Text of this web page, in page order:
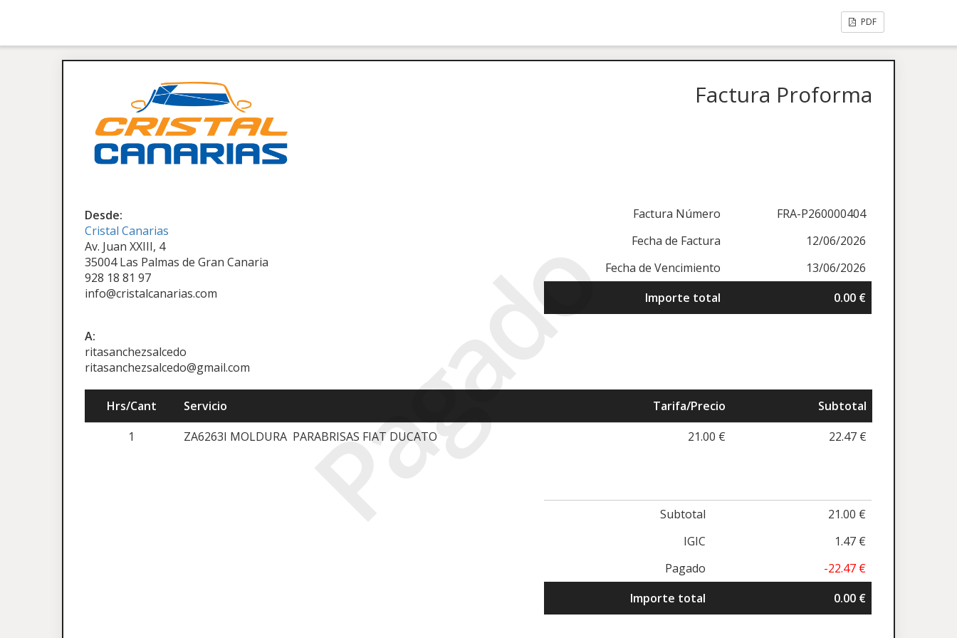
PDF
Pagado
Factura Proforma
Desde:
Cristal Canarias
Av. Juan XXIII, 4
35004 Las Palmas de Gran Canaria
928 18 81 97
info@cristalcanarias.com
Factura Número
FRA-P260000404
Fecha de Factura
12/06/2026
Fecha de Vencimiento
13/06/2026
Importe total
0.00 €
A:
ritasanchezsalcedo
ritasanchezsalcedo@gmail.com
Hrs/Cant Servicio Tarifa/Precio
Subtotal
1
ZA6263I MOLDURA PARABRISAS FIAT DUCATO 21.00 € 22.47 €
Subtotal
21.00 €
IGIC
1.47 €
Pagado
-22.47 €
Importe total
0.00 €